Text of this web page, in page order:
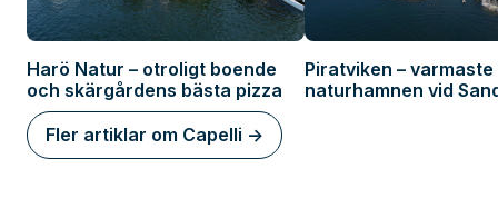
Harö Natur – otroligt boende
och skärgårdens bästa pizza
Piratviken – varmaste
naturhamnen vid
Fler artiklar om Capelli ->